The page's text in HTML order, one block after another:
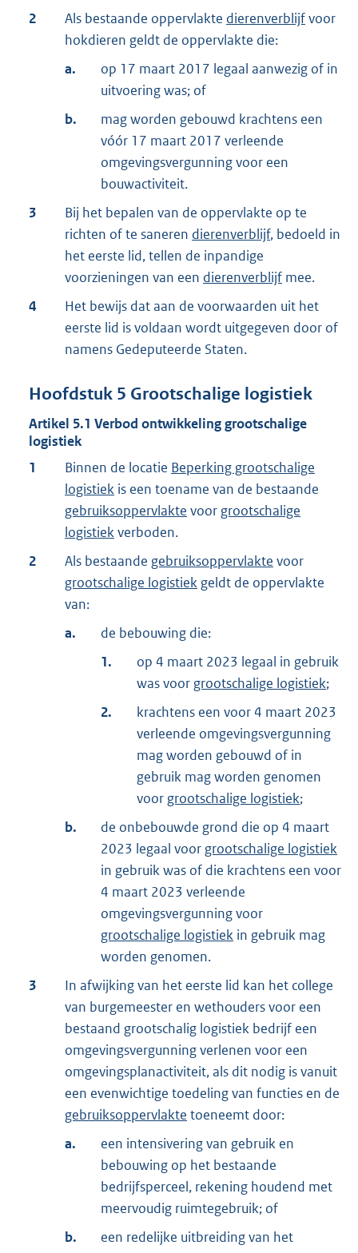
2
Als bestaande oppervlakte dierenverblijfvoor
hokdieren geldt de oppervlakte die:
a.
op 17 maart 2017 legaal aanwezig of in
uitvoering was; of
b.
mag worden gebouwd krachtens een
vóór 17 maart 2017 verleende
omgevingsvergunning voor een
bouwactiviteit.
3
Bij het bepalen van de oppervlakte op te
richten of te saneren dierenverblijf, bedoeld in
het eerste lid, tellen de inpandige
voorzieningen van een dierenverblijf mee.
4
Het bewijs dat aan de voorwaarden uit het
eerste lid is voldaan wordt uitgegeven door of
namens Gedeputeerde Staten.
Hoofdstuk 5 Grootschalige logistiek
Artikel 5.1 Verbod ontwikkeling grootschalige
logistiek
1
Binnen de locatie Beperking grootschalige
logistiek is een toename van de bestaande
gebruiksoppervlakte voor grootschalige
logistiekverboden.
2
Als bestaande gebruiksoppervlakte voor
grootschalige logistiek geldt de oppervlakte
van:
a.
de bebouwing die:
1.
op 4 maart 2023 legaal in gebruik
was voor grootschalige logistiek;
2.
krachtens een voor 4 maart 2023
verleende omgevingsvergunning
mag worden gebouwd of in
gebruik mag worden genomen
voor grootschalige logistiek;
b.
de onbebouwde grond die op 4 maart
2023 legaal voor grootschalige logistiek
in gebruik was of die krachtens een voor
4 maart 2023 verleende
omgevingsvergunning voor
grootschalige logistiek in gebruik mag
worden genomen.
3
In afwijking van het eerste lid kan het college
van burgemeester en wethouders voor een
bestaand grootschalig logistiek bedrijf een
omgevingsvergunning verlenen voor een
omgevingsplanactiviteit, als dit nodig is vanuit
een evenwichtige toedeling van functies en de
gebruiksoppervlakte toeneemt door:
a.
een intensivering van gebruik en
bebouwing op het bestaande
bedrijfsperceel, rekening houdend met
meervoudig ruimtegebruik; of
b.
een redelijke uitbreiding van het